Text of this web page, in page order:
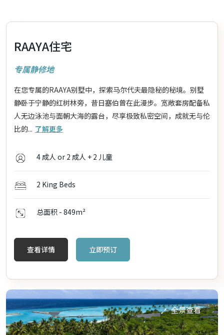
RAAYA住宅
专属静修地
在您专属的RAAYA别墅中，探索马尔代夫最隐秘的秘境。别墅
静卧于宁静的红树林旁，昔日塞伯曾在此漫步。宽敞套房配备私
人无边泳池与面朝大海的露台，尽享极致私密空间，成就无与伦
比的... 了解更多
4 成人 or 2 成人 + 2 儿童
2 King Beds
总面积 - 849m²
查看详情 立即预订
全景查看